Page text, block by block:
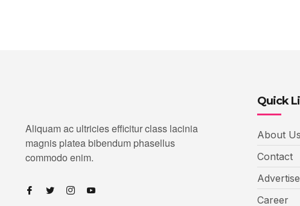
Aliquam ac ultricies efficitur class lacinia
magnis platea bibendum phasellus
commodo enim.
Quick
About Us
Contact
Advertise
Career